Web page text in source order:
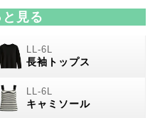
と見る
長袖トップス
キャミソール